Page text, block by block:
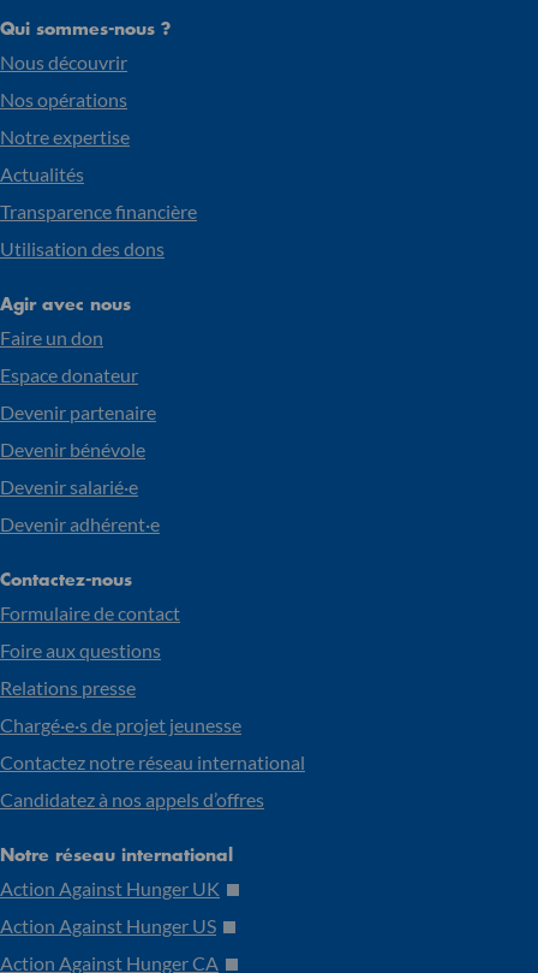
Qui sommes-nous ?
Nous découvrir
Nos opérations
Notre expertise
Actualités
Transparence financière
Utilisation des dons
Agir avec nous
Faire un don
Espace donateur
Devenir partenaire
Devenir bénévole
Devenir salarié·e
Devenir adhérent·e
Contactez-nous
Formulaire de contact
Foire aux questions
Relations presse
Chargé·e·s de projet jeunesse
Contactez notre réseau international
Candidatez à nos appels d’offres
Notre réseau international
Action Against Hunger UK
Action Against Hunger US
Action Against Hunger CA